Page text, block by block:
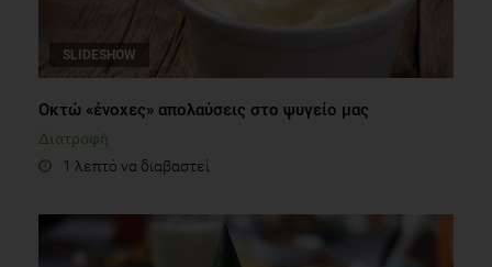
SLIDESHOW
Οκτώ «ένοχες» απολαύσεις στο ψυγείο μας
Διατροφή
1 λεπτό να διαβαστεί